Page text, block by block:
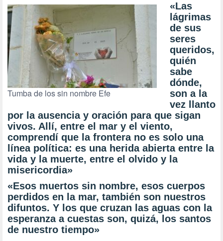
Tumba de los sin nombre Efe
«Las
lágrimas
de sus
seres
queridos,
quién
sabe
dónde,
son a la
vez llanto
por la ausencia y oración para que sigan
vivos. Allí, entre el mar y el viento,
comprendí que la frontera no es solo una
línea política: es una herida abierta entre la
vida y la muerte, entre el olvido y la
misericordia»
«Esos muertos sin nombre, esos cuerpos
perdidos en la mar, también son nuestros
difuntos. Y los que cruzan las aguas con la
esperanza a cuestas son, quizá, los santos
de nuestro tiempo»